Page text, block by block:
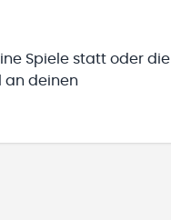
Spiele statt oder die
an deinen